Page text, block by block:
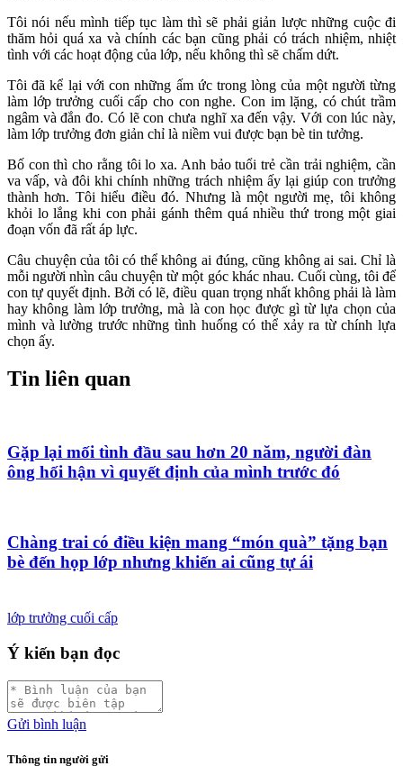
Tôi nói nếu mình tiếp tục làm thì sẽ phải giản lược những cuộc đi
thăm hỏi quá xa và chính các bạn cũng phải có trách nhiệm, nhiệt
tình với các hoạt động của lớp, nếu không thì sẽ chấm dứt.
Tôi đã kể lại với con những ấm ức trong lòng của một người từng
làm lớp trưởng cuối cấp cho con nghe. Con im lặng, có chút trầm
ngâm và đắn đo. Có lẽ con chưa nghĩ xa đến vậy. Với con lúc này,
làm lớp trưởng đơn giản chỉ là niềm vui được bạn bè tin tưởng.
Bố con thì cho rằng tôi lo xa. Anh bảo tuổi trẻ cần trải nghiệm, cần
va vấp, và đôi khi chính những trách nhiệm ấy lại giúp con trưởng
thành hơn. Tôi hiểu điều đó. Nhưng là một người mẹ, tôi không
khỏi lo lắng khi con phải gánh thêm quá nhiều thứ trong một giai
đoạn vốn đã rất áp lực.
Câu chuyện của tôi có thể không ai đúng, cũng không ai sai. Chỉ là
mỗi người nhìn câu chuyện từ một góc khác nhau. Cuối cùng, tôi để
con tự quyết định. Bởi có lẽ, điều quan trọng nhất không phải là làm
hay không làm lớp trưởng, mà là con học được gì từ lựa chọn của
mình và lường trước những tình huống có thể xảy ra từ chính lựa
chọn ấy.
Tin liên quan
Gặp lại mối tình đầu sau hơn 20 năm, người đàn
ông hối hận vì quyết định của mình trước đó
Chàng trai có điều kiện mang “món quà” tặng bạn
bè đến họp lớp nhưng khiến ai cũng tự ái
lớp trưởng cuối cấp
Ý kiến bạn đọc
Gửi bình luận
Thông tin người gửi